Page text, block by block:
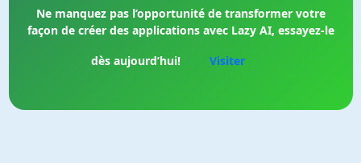
Ne manquez pas l’opportunité de transformer votre
façon de créer des applications avec Lazy AI, essayez-le
dès aujourd’hui!
Visiter